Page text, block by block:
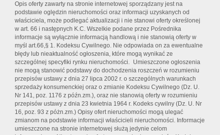
Opis oferty zawarty na stronie internetowej sporządzany jest na
podstawie oględzin nieruchomości oraz informacji uzyskanych od
właściciela, może podlegać aktualizacji i nie stanowi oferty określonej
w art. 66 i następnych K.C. Wszelkie podane przez Pośrednika
informacje są wyłącznie informacją handlową i nie stanowią oferty w
myśl art.66,§ 1. Kodeksu Cywilnego. Nie odpowiada on za ewentualne
błędy lub nieaktualność ogłoszenia, które mogą wynikać ze
szczególnej specyfiki rynku nieruchomości. Umieszczone ogłoszenia
nie mogą stanowić podstawy do dochodzenia roszczeń w rozumieniu
przepisów ustawy z dnia 27 lipca 2002 r. o szczególnych warunkach
sprzedaży konsumenckiej oraz o zmianie Kodeksu Cywilnego (Dz. U.
Nr 141, poz. 1176 z późn.zm.), oraz nie stanowią oferty w rozumieniu
przepisów ustawy z dnia 23 kwietnia 1964 r. Kodeks cywilny (Dz. U. Nr
16, poz. 93 z póżn.zm.) Opisy ofert nieruchomości mogą ulegać
zmianom na podstawie informacji właścicieli nieruchomości. Informacje
umieszczone na stronie internetowej służą jedynie celom